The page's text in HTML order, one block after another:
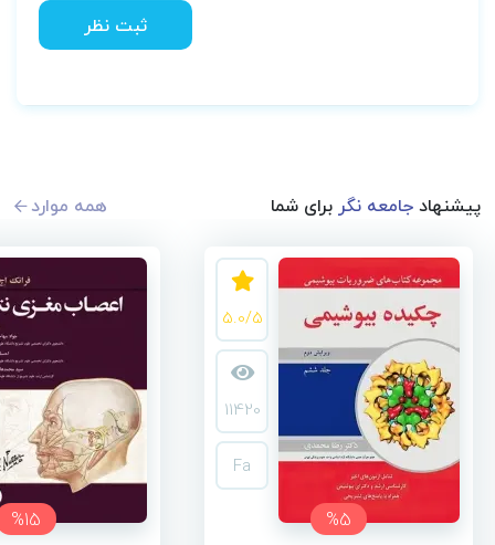
ثبت نظر
پیشنهادجامعه نگربرای شما همه موارد
%5
5.0/5
11420
Fa
%15